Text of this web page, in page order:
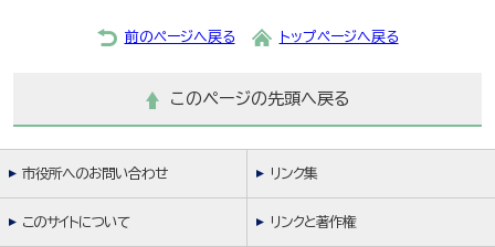
前のページへ戻る トップページへ戻る
このページの先頭へ戻る
市役所へのお問い合わせ リンク集
このサイトについて リンクと著作権